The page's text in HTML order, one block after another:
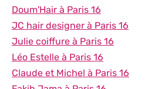
Doum'Hair à Paris 16
JC hair designer à Paris 16
Julie coiffure à Paris 16
Léo Estelle à Paris 16
Claude et Michel à Paris 16